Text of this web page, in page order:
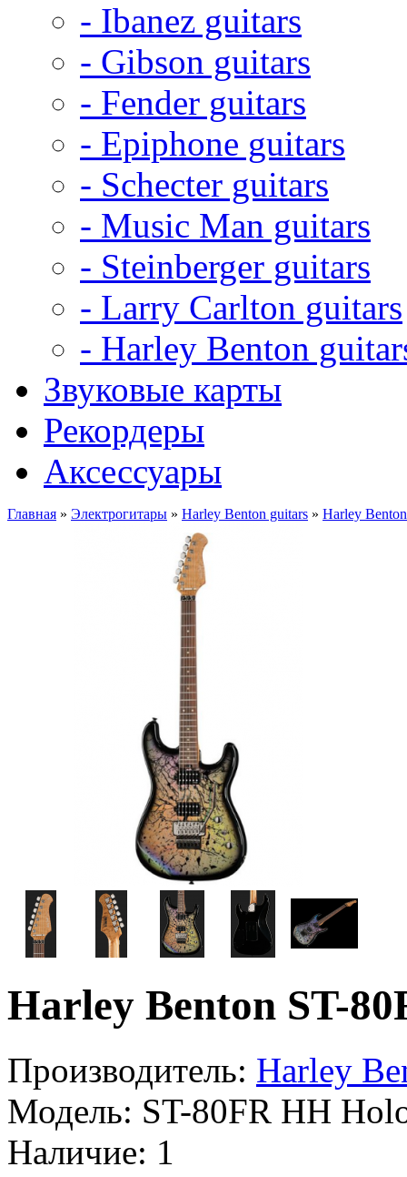
- Ibanez guitars
- Gibson guitars
- Fender guitars
- Epiphone guitars
- Schecter guitars
- Music Man guitars
- Steinberger guitars
- Larry Carlton guitars
- Harley Benton
Звуковые карты
Рекордеры
Аксессуары
Главная » Электрогитары » Harley Benton guitars » Harley
Harley Benton ST-
Производитель: Harley
Модель: ST-80FR HH
Наличие: 1